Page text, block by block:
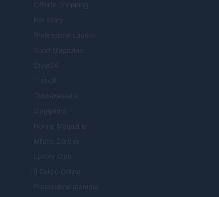
Offerte Shopping
Pet Story
Professione Lavoro
Sport Magazine
Style24
Think.it
Tuobenessere
Viaggiamo
Nonne Magazine
Milano Cortina
Luxury Club
Il Calcio Online
Professione mamma